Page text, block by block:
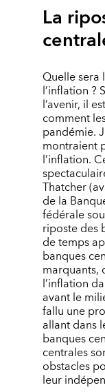
La
Quelle sera
l’inflation ?
l’avenir, il
comment
pandémie.
montraient
l’inflation.
Thatcher
de la
fédérale
riposte des
de temps
banques
marquants,
l’inflation
avant le
fallu une
allant dans
banques
centrales
obstacles
leur